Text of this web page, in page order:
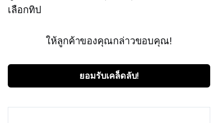
เลือกทิป
ให้ลูกค้าของคุณกล่าวขอบคุณ!
ยอมรับเคล็ดลับ!